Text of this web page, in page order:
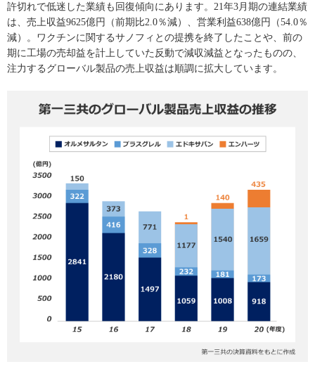
許切れで低迷した業績も回復傾向にあります。21年3月期の連結業績
は、売上収益9625億円（前期比2.0％減）、営業利益638億円（54.0％
減）。ワクチンに関するサノフィとの提携を終了したことや、前の
期に工場の売却益を計上していた反動で減収減益となったものの、
注力するグローバル製品の売上収益は順調に拡大しています。